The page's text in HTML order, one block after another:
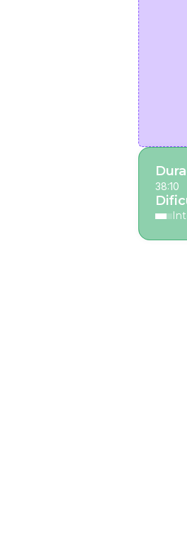
38:10